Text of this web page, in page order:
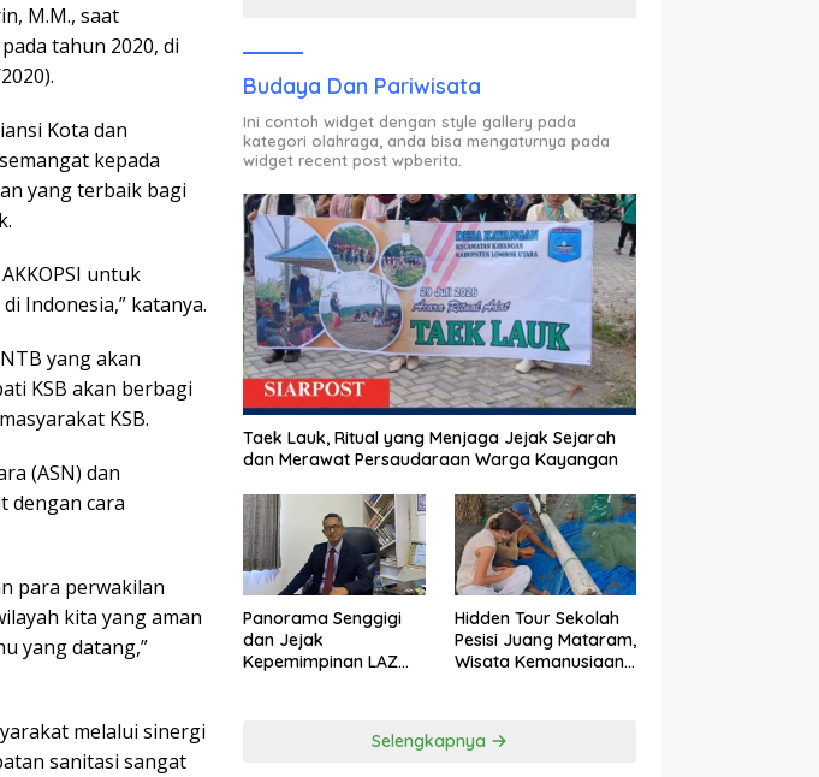
M.M., saat
tahun 2020, di
Kota dan
kepada
yang terbaik bagi
untuk
Indonesia,” katanya.
yang akan
KSB akan berbagi
KSB.
(ASN) dan
dengan cara
para perwakilan
kita yang aman
yang datang,”
melalui sinergi
sanitasi sangat
Budaya Dan Pariwisata
Ini contoh widget dengan style gallery pada
kategori olahraga, anda bisa mengaturnya pada
widget recent post wpberita.
Taek Lauk, Ritual yang Menjaga Jejak Sejarah
dan Merawat Persaudaraan Warga Kayangan
Panorama Senggigi
dan Jejak
Kepemimpinan LAZ
Hidden Tour Sekolah
Pesisi Juang Mataram,
Wisata Kemanusiaan
Selengkapnya